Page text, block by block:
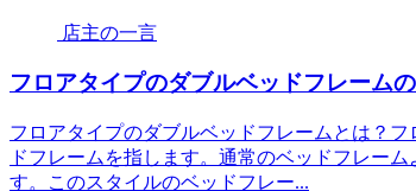
店主の一言
フロアタイプのダブルベッドフレーム
フロアタイプのダブルベッドフレームとは？
ドフレームを指します。通常のベッドフレー
す。このスタイルのベッドフレー...